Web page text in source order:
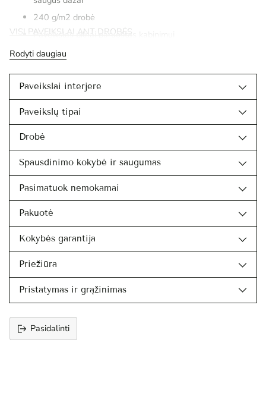
240 g/m2 drobė
Paveikslas pilnai paruoštas kabinimui
VISI PAVEIKSLAI ANT DROBĖS
Rodyti daugiau
Paveikslai interjere
Paveikslų tipai
Drobė
Spausdinimo kokybė ir saugumas
Pasimatuok nemokamai
Pakuotė
Kokybės garantija
Priežiūra
Pristatymas ir grąžinimas
Pasidalinti